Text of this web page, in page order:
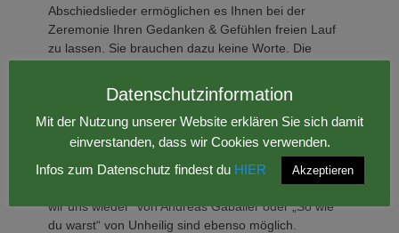
Abschiedslieder ermöglichen es Ihnen bei der
Zeremonie Ihren Gedanken & Gefühlen freien Lauf
zu lassen. Sie brauchen dazu keine Worte. Die
Ihnen die Möglichkeit an christliche und weltliche
Trauerlieder zu singen. Neben Klassikern wie dem
„Ave Maria“ oder „So nimm denn meine Hände“ singe
ich auch deutsche und internationale
Bekannte modernen Trauerlieder wie „Einmal sehn
wir uns wieder“ von Andreas Gabalier oder „So wie
du warst“ von Unheilig sind ebenso möglich.
Datenschutzinformation
Mit der Nutzung unserer Website erklären Sie sich damit
einverstanden, dass wir Cookies verwenden.
Infos zum Datenschutz findest du HIER Akzeptieren